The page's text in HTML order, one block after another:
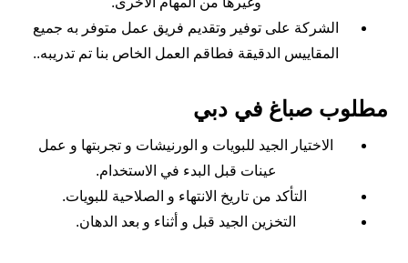
الشركة على توفير وتقديم فريق عمل متوفر به جميع
المقاييس الدقيقة فطاقم العمل الخاص بنا تم تدريبه..
مطلوب صباغ في دبي
الاختيار الجيد للبويات و الورنيشات و تجربتها و عمل
عينات قبل البدء في الاستخدام.
التأكد من تاريخ الانتهاء و الصلاحية للبويات.
التخزين الجيد قبل و أثناء و بعد الدهان.